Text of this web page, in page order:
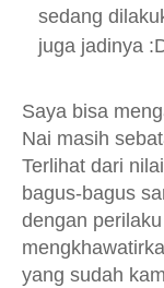
sedang
juga jadinya
Saya bisa
Nai masih
Terlihat dari
bagus-bagus
dengan
yang sudah